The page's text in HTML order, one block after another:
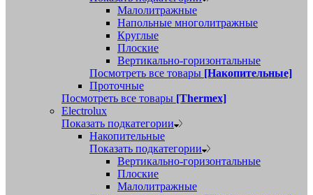
Малолитражные
Напольные многолитражные
Круглые
Плоские
Вертикально-горизонтальные
Посмотреть все товары [Накопительные]
Проточные
Посмотреть все товары [Thermex]
Electrolux
Показать подкатегории
Накопительные
Показать подкатегории
Вертикально-горизонтальные
Плоские
Малолитражные